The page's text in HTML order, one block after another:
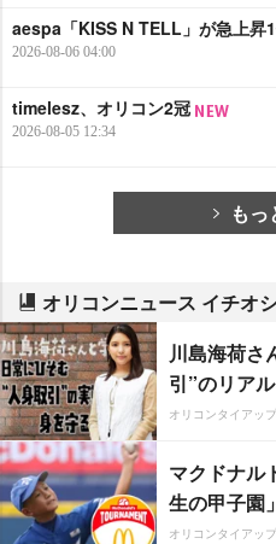
aespa「KISS N TELL」が急上昇
2026-08-06 04:00
timelesz、オリコン2冠
2026-08-05 12:34
もっ
オリコンニュース イチオ
川島海荷さ
引”のリアル
オリコンタイアッ
マクドナル
生の甲子園」
オリコンタイアッ